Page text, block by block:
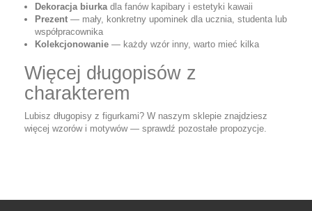
Dekoracja biurkadla fanów kapibary i estetyki kawaii
Prezent — mały, konkretny upominek dla ucznia, studenta lub
współpracownika
Kolekcjonowanie — każdy wzór inny, warto mieć kilka
Więcej długopisów z
charakterem
Lubisz długopisy z figurkami? W naszym sklepie znajdziesz
więcej wzorów i motywów — sprawdź pozostałe propozycje.